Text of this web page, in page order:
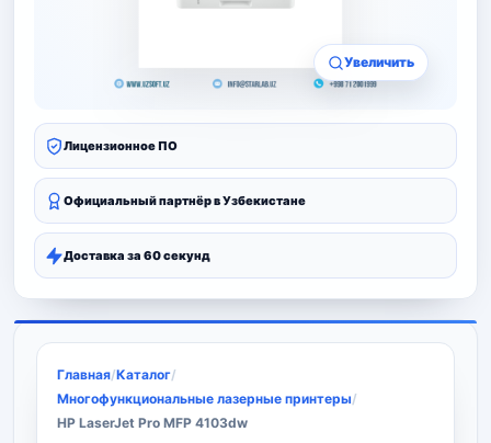
Увеличить
Лицензионное ПО
Официальный партнёр в Узбекистане
Доставка за 60 секунд
Главная/Каталог/
Многофункциональные лазерные принтеры/
HP LaserJet Pro MFP 4103dw